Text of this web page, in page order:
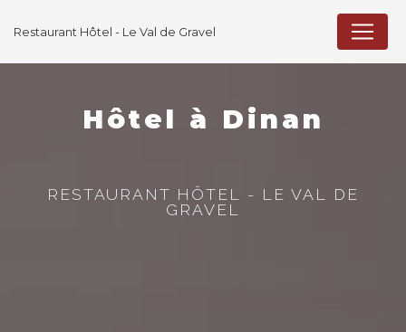
Restaurant Hôtel - Le Val de Gravel
Hôtel à Dinan
RESTAURANT HÔTEL - LE VAL DE
GRAVEL